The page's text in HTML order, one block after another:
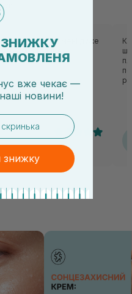
шкіру. Аромат мені дуже
день топчик.
вже чекає —
наші новини!
знижку